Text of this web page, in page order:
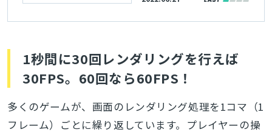
概念”をイラスト付きで
1秒間に30回レンダリングを行えば
30FPS。60回なら60FPS！
多くのゲームが、画面のレンダリング処理を1コマ（1
フレーム）ごとに繰り返しています。プレイヤーの操